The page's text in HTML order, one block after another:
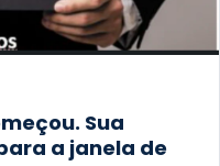
Sua
a janela de